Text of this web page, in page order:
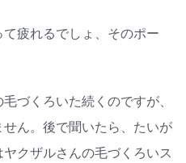
疲れるでしょ、そのポー
づくろいた続くのですが、
ん。後で聞いたら、たいが
クザルさんの毛づくろいス